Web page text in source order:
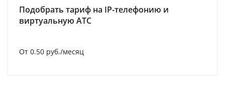
Подобрать тариф на IP-телефонию и
виртуальную АТС
От 0.50 руб./месяц